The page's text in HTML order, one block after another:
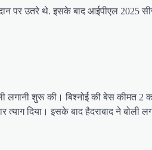
पर उतरे थे. इसके बाद आईपीएल 2025
लगानी शुरू की। बिश्नोई की बेस कीमत
दिया। इसके बाद हैदराबाद ने बोली